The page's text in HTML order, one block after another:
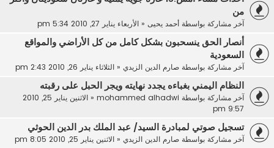
من
آخر مشاركة بواسطة أحمد يحيى « الأربعاء يناير 27, 2010 5:34 pm
أنصار الحق ينسحبون بشكل كامل من كل الأراضي والمواقع
السعودية
آخر مشاركة بواسطة صارم الدين الزيدي« الثلاثاء يناير 26, 2010 2:43 pm
النظام اليمني بغباءه يجدد نهايته ويجر الحبل على رقبته
آخر مشاركة بواسطة mohammed alhadwi
«
الاثنين يناير 25, 2010
9:57 pm
تسجيل صوتي لمبادرة السيد/ عبد الملك بدر الدين الحوثي
آخر مشاركة بواسطة صارم الدين الزيدي« الاثنين يناير 25, 2010 8:05 pm